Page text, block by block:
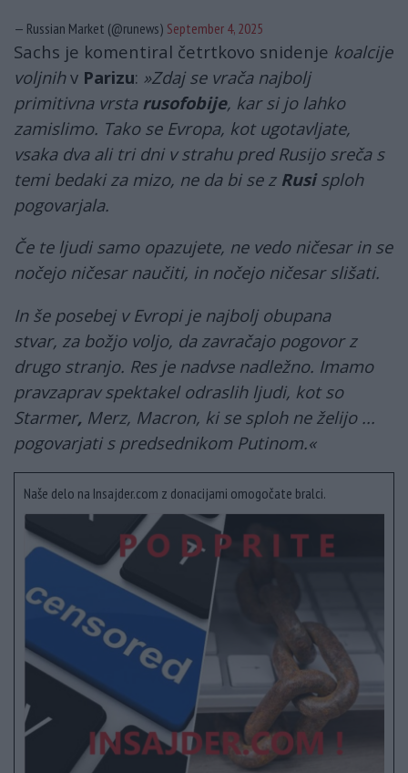
— Russian Market (@runews) September 4, 2025
Sachs je komentiral četrtkovo snidenje koalcije
voljnihv Parizu: »Zdaj se vrača najbolj
primitivna vrsta rusofobije, kar si jo lahko
zamislimo. Tako se Evropa, kot ugotavljate,
vsaka dva ali tri dni v strahu pred Rusijo sreča s
temi bedaki za mizo, ne da bi se z Rusisploh
pogovarjala.
Če te ljudi samo opazujete, ne vedo ničesar in se
nočejo ničesar naučiti, in nočejo ničesar slišati.
In še posebej v Evropi je najbolj obupana
stvar, za božjo voljo, da zavračajo pogovor z
drugo stranjo. Res je nadvse nadležno. Imamo
pravzaprav spektakel odraslih ljudi, kot so
Starmer, Merz, Macron, ki se sploh ne želijo ...
pogovarjati s predsednikom Putinom.«
Naše delo na Insajder.com z donacijami omogočate bralci.